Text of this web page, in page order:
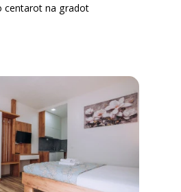
centarot na gradot